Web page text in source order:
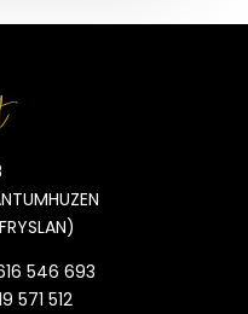
546 693
571 512